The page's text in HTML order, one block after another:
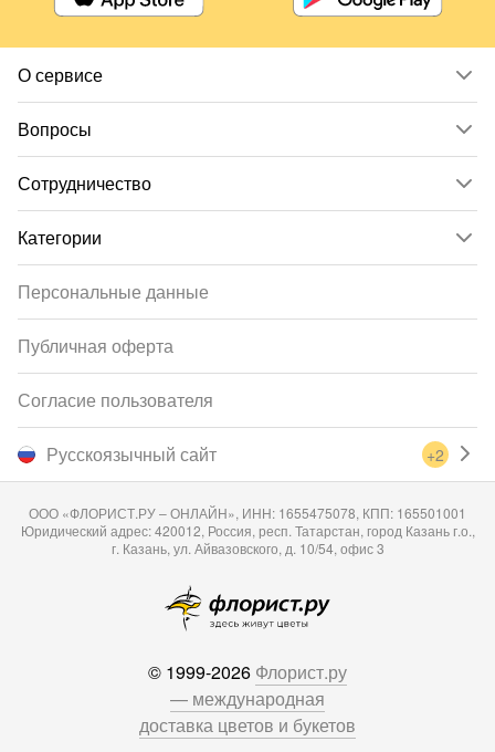
О сервисе
Вопросы
Сотрудничество
Категории
Русскоязычный сайт +2
Персональные данные
Публичная оферта
Согласие пользователя
ООО «ФЛОРИСТ.РУ – ОНЛАЙН», ИНН: 1655475078, КПП: 165501001
Юридический адрес: 420012, Россия, респ. Татарстан, город Казань г.о.,
г. Казань, ул. Айвазовского, д. 10/54, офис 3
© 1999-2026 Флорист.ру
— международная
доставка цветов и букетов